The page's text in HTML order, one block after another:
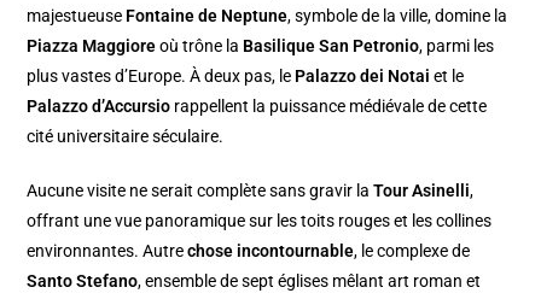
majestueuse Fontaine de Neptune, symbole de la ville, domine la
Piazza Maggioreoù trône la Basilique San Petronio, parmi les
plus vastes d’Europe. À deux pas, le Palazzo dei Notai et le
Palazzo d’Accursio rappellent la puissance médiévale de cette
cité universitaire séculaire.
Aucune visite ne serait complète sans gravir laTour Asinelli,
offrant une vue panoramique sur les toits rouges et les collines
environnantes. Autrechose incontournable, le complexe de
Santo Stefano, ensemble de sept églises mêlant art roman et